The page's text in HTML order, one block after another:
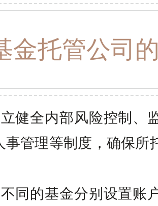
金托管公司
立健全内部风险控制、
事管理等制度，确保所
不同的基金分别设置账